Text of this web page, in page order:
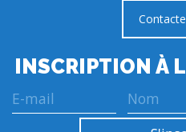
INSCRIPTION À